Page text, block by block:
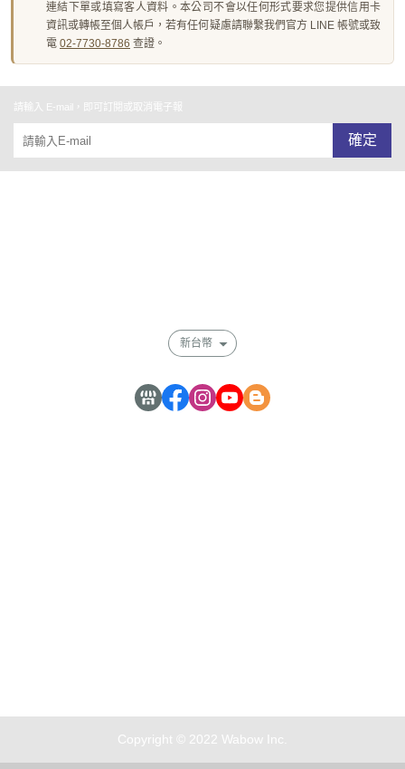
連結下單或填寫客人資料。本公司不會以任何形式要求您提供信用卡
資訊或轉帳至個人帳戶，若有任何疑慮請聯繫我們官方 LINE 帳號或致
電 02-7730-8786 查證。
請輸入 E-mail，即可訂閱或取消電子報
確定
新台幣
Copyright © 2022 Wabow Inc.